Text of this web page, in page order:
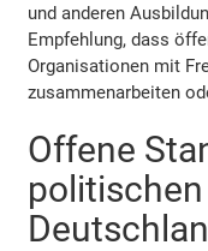
und anderen
Empfehlung, dass
Organisationen mit
zusammenarbeiten
Offene